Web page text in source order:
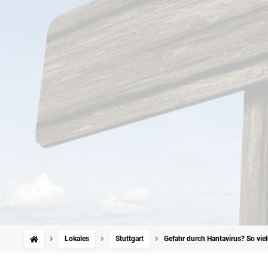
Lokales Stuttgart Gefahr durch Hantavirus? So